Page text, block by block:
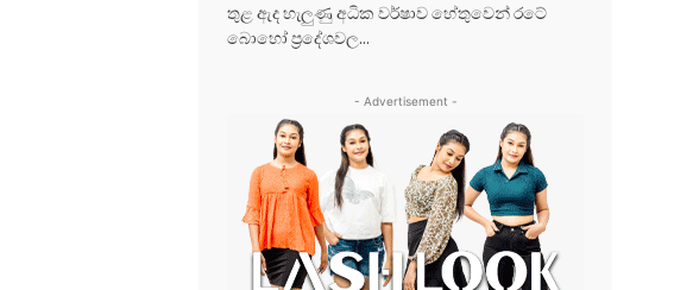
තුළ ඇද හැලුණු අධික වර්ෂාව හේතුවෙන් රටේ
බොහෝ ප්‍රදේශවල...
- Advertisement -